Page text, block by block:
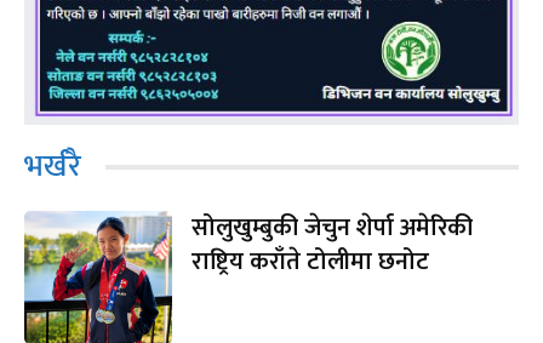
भर्खरै
सोलुखुम्बुकी जेचुन शेर्पा अमेरिकी
राष्ट्रिय कराँते टोलीमा छनोट